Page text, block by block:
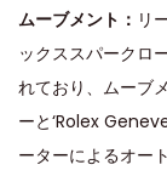
ムーブメント： リ
ックススパークロ
れており、ムーブ
ーと‘Rolex
ーターによるオー